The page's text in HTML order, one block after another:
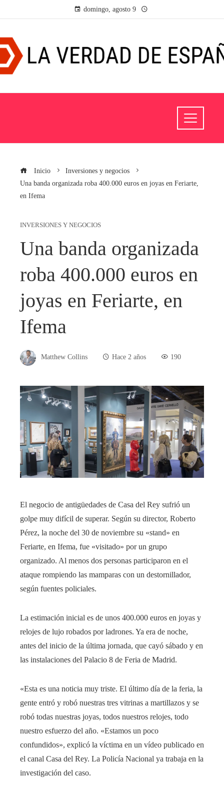
domingo, agosto 9
Inicio
Inversiones y negocios
Una banda organizada roba 400.000 euros en joyas en Feriarte,
en Ifema
INVERSIONES Y NEGOCIOS
Una banda organizada
roba 400.000 euros en
joyas en Feriarte, en
Ifema
Matthew Collins Hace 2 años 190
El negocio de antigüedades de Casa del Rey sufrió un
golpe muy difícil de superar. Según su director, Roberto
Pérez, la noche del 30 de noviembre su «stand» en
Feriarte, en Ifema, fue «visitado» por un grupo
organizado. Al menos dos personas participaron en el
ataque rompiendo las mamparas con un destornillador,
según fuentes policiales.
La estimación inicial es de unos 400.000 euros en joyas y
relojes de lujo robados por ladrones. Ya era de noche,
antes del inicio de la última jornada, que cayó sábado y en
las instalaciones del Palacio 8 de Feria de Madrid.
«Esta es una noticia muy triste. El último día de la feria, la
gente entró y robó nuestras tres vitrinas a martillazos y se
robó todas nuestras joyas, todos nuestros relojes, todo
nuestro esfuerzo del año. «Estamos un poco
confundidos», explicó la víctima en un vídeo publicado en
el canal Casa del Rey. La Policía Nacional ya trabaja en la
investigación del caso.